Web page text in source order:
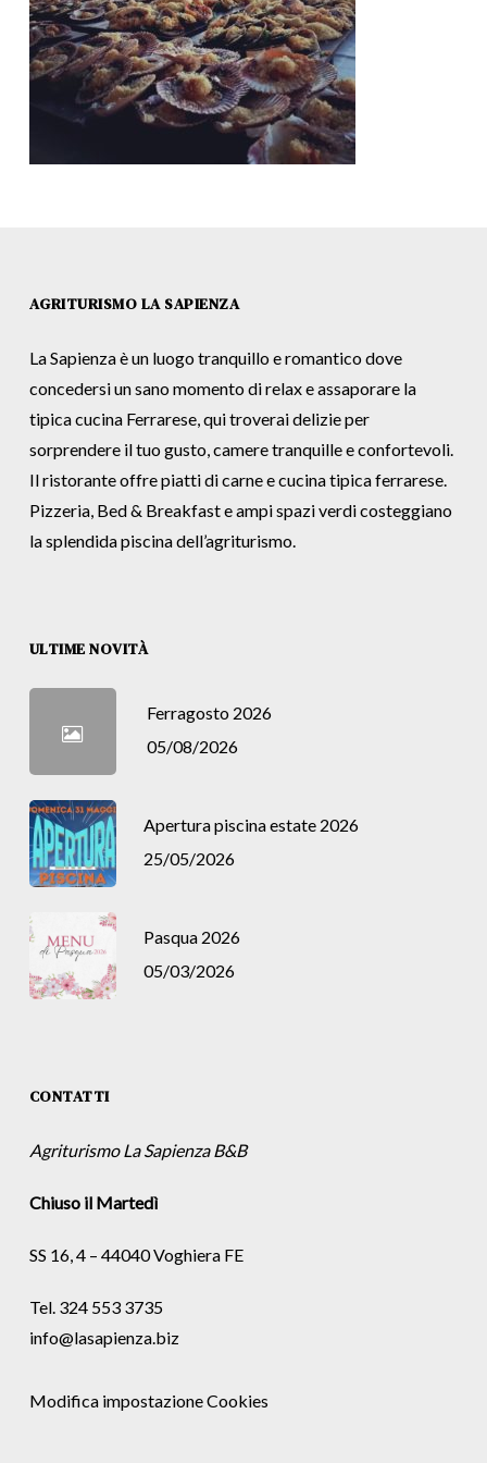
AGRITURISMO LA SAPIENZA
La Sapienza è un luogo tranquillo e romantico dove
concedersi un sano momento di relax e assaporare la
tipica cucina Ferrarese, qui troverai delizie per
sorprendere il tuo gusto, camere tranquille e confortevoli.
Il ristorante offre piatti di carne e cucina tipica ferrarese.
Pizzeria, Bed & Breakfast e ampi spazi verdi costeggiano
la splendida piscina dell’agriturismo.
ULTIME NOVITÀ
Ferragosto 2026
05/08/2026
Apertura piscina estate 2026
25/05/2026
Pasqua 2026
05/03/2026
CONTATTI
Agriturismo La Sapienza B&B
Chiuso il Martedì
SS 16, 4 – 44040 Voghiera FE
Tel. 324 553 3735
info@lasapienza.biz
Modifica impostazione Cookies